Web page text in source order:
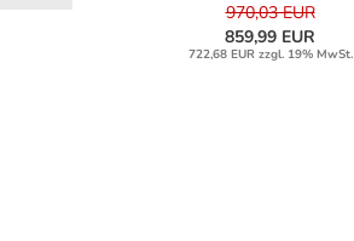
970,03 EUR
859,99 EUR
722,68 EUR zzgl. 19% MwSt.